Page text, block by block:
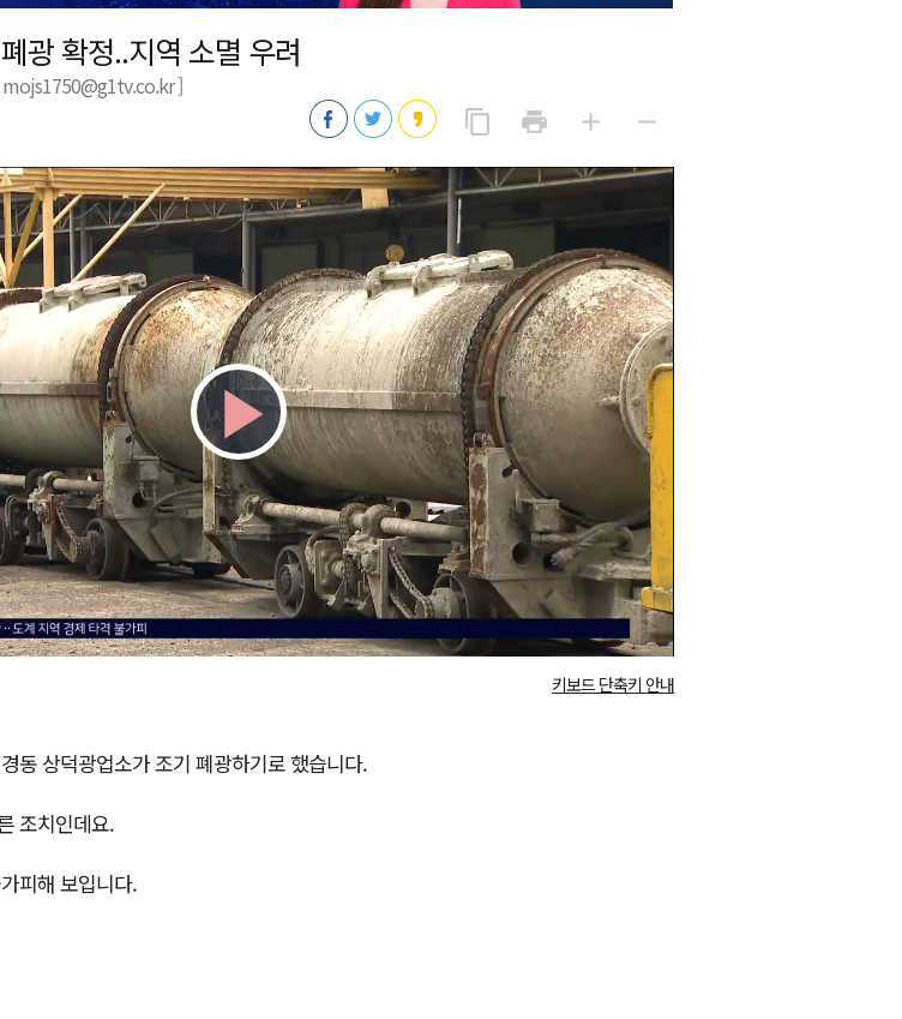
2026년 08월 07일(금)
2026년 08월 07일(금)
광 확정..지역 소멸 우려
]
content_copy
사
print add
게
remove
게
Play
Video
키보드 단축키 안내
동 상덕광업소가 조기 폐광하기로 했습니다.
조치인데요.
피해 보입니다.